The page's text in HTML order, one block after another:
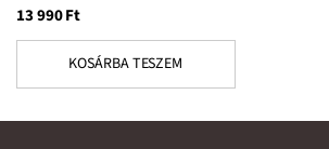
13 990Ft
KOSÁRBA TESZEM